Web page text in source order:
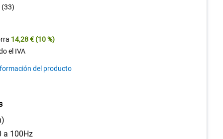
(33)
5
stars.
reviews
14,28 € (10 %)
el IVA
del producto
a 100Hz